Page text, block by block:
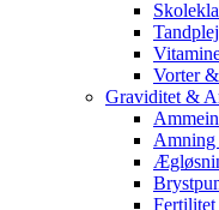
Vorter
Graviditet &
Fertilitet